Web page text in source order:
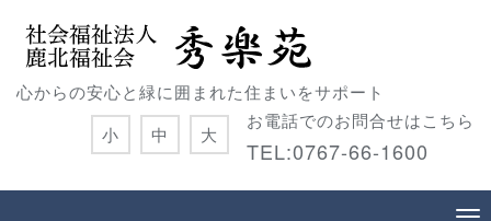
心からの安心と緑に囲まれた住まいをサポート
お電話でのお問合せはこちら
TEL:0767-66-1600
小 中 大